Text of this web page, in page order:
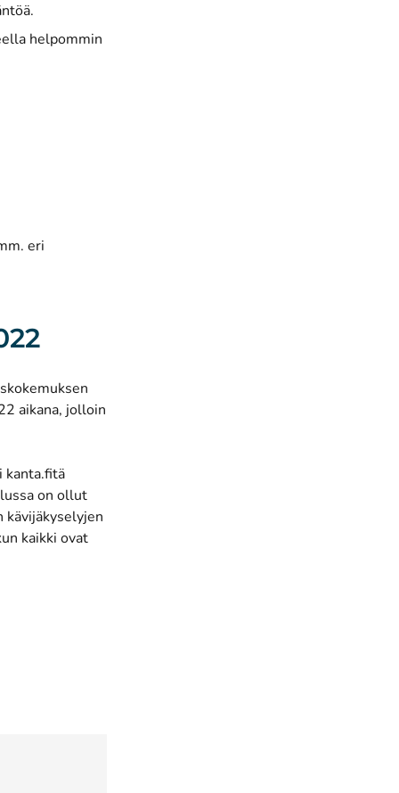
helpommin
eri
aikana, jolloin
kanta.fitä
on ollut
kävijäkyselyjen
kaikki ovat